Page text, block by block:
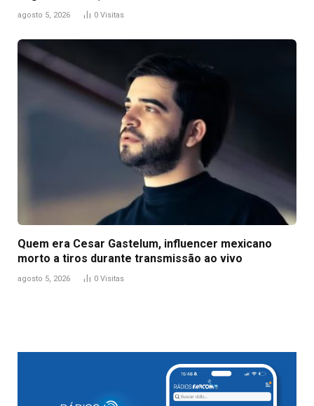
agosto 5, 2026 0 Visitas
Quem era Cesar Gastelum, influencer mexicano
morto a tiros durante transmissão ao vivo
agosto 5, 2026 0 Visitas